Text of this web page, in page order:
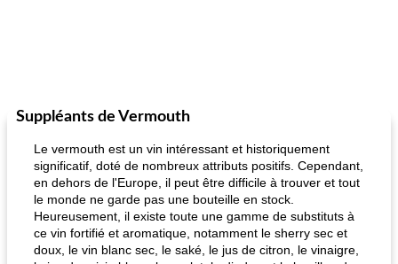
Suppléants de Vermouth
Le vermouth est un vin intéressant et historiquement
significatif, doté de nombreux attributs positifs. Cependant,
en dehors de l'Europe, il peut être difficile à trouver et tout
le monde ne garde pas une bouteille en stock.
Heureusement, il existe toute une gamme de substituts à
ce vin fortifié et aromatique, notamment le sherry sec et
doux, le vin blanc sec, le saké, le jus de citron, le vinaigre,